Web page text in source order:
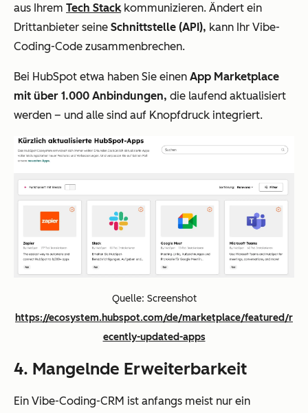
aus Ihrem Tech Stackkommunizieren. Ändert ein
Drittanbieter seine Schnittstelle (API), kann Ihr Vibe-
Coding-Code zusammenbrechen.
Bei HubSpot etwa haben Sie einen App Marketplace
mit über 1.000 Anbindungen, die laufend aktualisiert
werden – und alle sind auf Knopfdruck integriert.
Quelle: Screenshot
https://ecosystem.hubspot.com/de/marketplace/featured/r
ecently-updated-apps
4. Mangelnde Erweiterbarkeit
Ein Vibe-Coding-CRM ist anfangs meist nur ein